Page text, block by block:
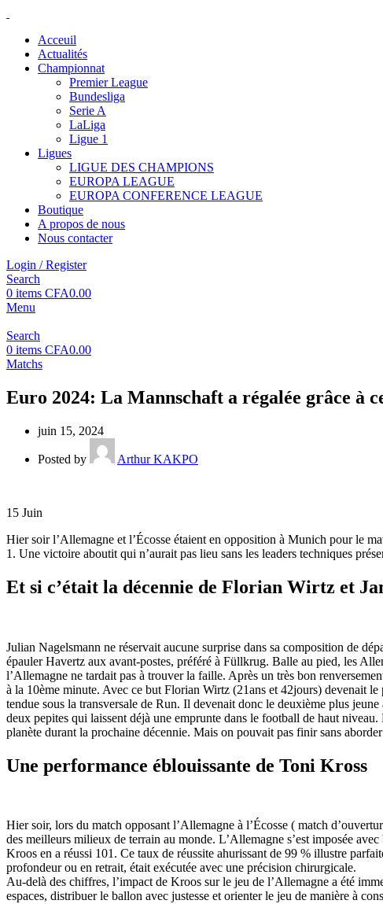
Acceuil
Actualités
Championnat
Premier League
Bundesliga
Serie A
LaLiga
Ligue 1
Ligues
LIGUE DES CHAMPIONS
EUROPA LEAGUE
EUROPA CONFERENCE LEAGUE
Boutique
A propos de nous
Nous contacter
Login / Register
Search
0 items CFA0.00
Menu
Search
0 items CFA0.00
Matchs
Euro 2024: La Mannschaft a régalée grâce à
juin 15, 2024
Posted by Arthur KAKPO
15 Juin
Hier soir l’Allemagne et l’Écosse étaient en opposition à Munich pour le
1. Une victoire aboutit qui n’aurait pas lieu sans les leaders techniques
Et si c’était la décennie de Florian Wirtz et
Julian Nagelsmann ne réservait aucune surprise dans sa composition de
épauler Havertz aux avant-postes, préféré à Füllkrug. Balle au pied, les
l’Allemagne ne tardait pas à trouver la faille. Après un très bon
à la 10ème minute. Avec ce but Florian Wirtz (21ans et 42jours) devenait
tendue sous la transversale de Run. Il devenait donc le deuxième plus
deux pepites qui laissent déjà une emprunte dans le football de haut
planète durant la prochaine décennie. Mais on pouvait pas finir sans
Une performance éblouissante de Toni Kross
Hier soir, lors du match opposant l’Allemagne à l’Écosse ( match
des meilleurs milieux de terrain au monde. L’Allemagne s’est imposée
Kroos en a réussi 101. Ce taux de réussite ahurissant de 99 % illustre
profondeur ou en retrait, était exécutée avec une précision chirurgicale.
Au-delà des chiffres, l’impact de Kroos sur le jeu de l’Allemagne a été
espaces, distribuer le ballon avec justesse et orienter le jeu de manière à